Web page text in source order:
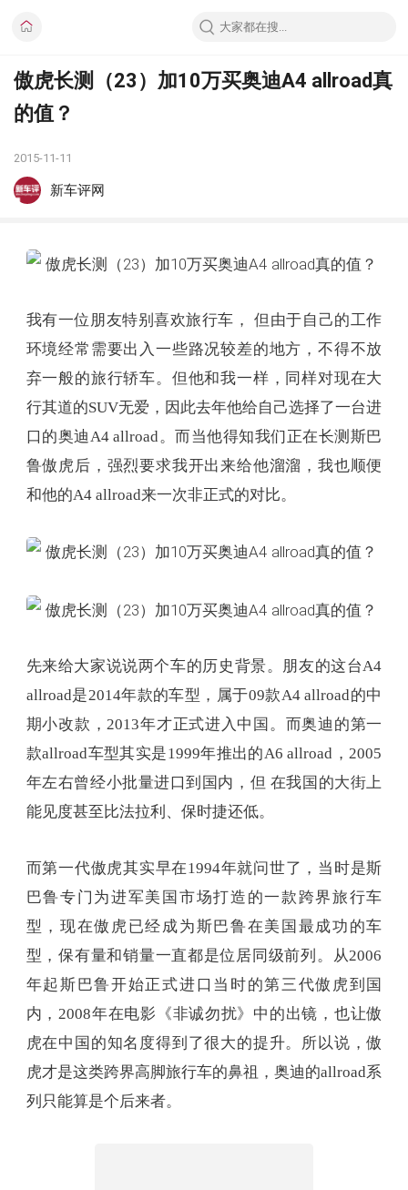
傲虎长测（23）加10万买奥迪A4 allroad真
的值？
2015-11-11
新车评网
我有一位朋友特别喜欢旅行车， 但由于自己的工作
环境经常需要出入一些路况较差的地方，不得不放
弃一般的旅行轿车。但他和我一样，同样对现在大
行其道的SUV无爱，因此去年他给自己选择了一台进
口的奥迪A4 allroad。而当他得知我们正在长测斯巴
鲁傲虎后，强烈要求我开出来给他溜溜，我也顺便
和他的A4 allroad来一次非正式的对比。
先来给大家说说两个车的历史背景。朋友的这台A4
allroad是2014年款的车型，属于09款A4 allroad的中
期小改款，2013年才正式进入中国。而奥迪的第一
款allroad车型其实是1999年推出的A6 allroad，2005
年左右曾经小批量进口到国内，但 在我国的大街上
能见度甚至比法拉利、保时捷还低。
而第一代傲虎其实早在1994年就问世了，当时是斯
巴鲁专门为进军美国市场打造的一款跨界旅行车
型，现在傲虎已经成为斯巴鲁在美国最成功的车
型，保有量和销量一直都是位居同级前列。从2006
年起斯巴鲁开始正式进口当时的第三代傲虎到国
内，2008年在电影《非诚勿扰》中的出镜，也让傲
虎在中国的知名度得到了很大的提升。所以说，傲
虎才是这类跨界高脚旅行车的鼻祖，奥迪的allroad系
列只能算是个后来者。